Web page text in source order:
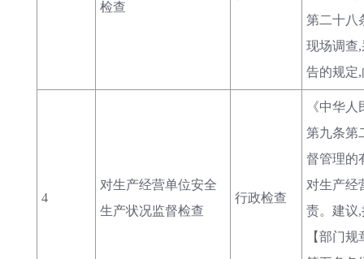
检查
第二十八
现场调查
告的规定
4
对生产经营单位安全
生产状况监督检查
行政检查
《中华
第九条第
督管理的
对生产经
责。建议
【部门